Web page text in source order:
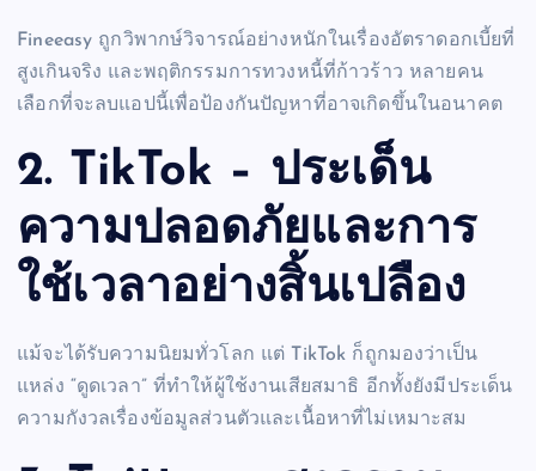
Fineeasy ถูกวิพากษ์วิจารณ์อย่างหนักในเรื่องอัตราดอกเบี้ยที่
สูงเกินจริง และพฤติกรรมการทวงหนี้ที่ก้าวร้าว หลายคน
เลือกที่จะลบแอปนี้เพื่อป้องกันปัญหาที่อาจเกิดขึ้นในอนาคต
2. TikTok – ประเด็น
ความปลอดภัยและการ
ใช้เวลาอย่างสิ้นเปลือง
แม้จะได้รับความนิยมทั่วโลก แต่ TikTok ก็ถูกมองว่าเป็น
แหล่ง “ดูดเวลา” ที่ทำให้ผู้ใช้งานเสียสมาธิ อีกทั้งยังมีประเด็น
ความกังวลเรื่องข้อมูลส่วนตัวและเนื้อหาที่ไม่เหมาะสม